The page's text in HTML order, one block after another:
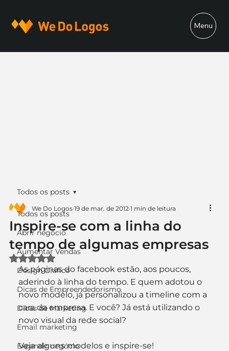
Menu
Todos os posts
Abrir negócio
Aumentar Vendas
Design Gráfico
Dicas de Empreendedorismo
Dicas de Marketing
Email marketing
Expandir negócio
Todos os posts
Inspire-se com a linha do
tempo de algumas empresas
We Do Logos 19 de mar. de 2012 1 min de leitura
Avaliado com NaN de 5 estrelas.
As páginas do facebook estão, aos poucos,
aderindo à linha do tempo. E quem adotou o
novo modelo, já personalizou a timeline com a
cara da empresa. E você? Já está utilizando o
novo visual da rede social?
Veja alguns modelos e inspire-se!